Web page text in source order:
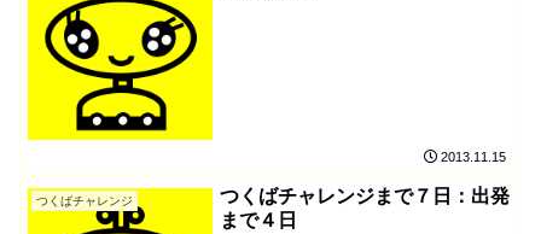
2013.11.15
つくばチャレンジ
つくばチャレンジまで７日：出発
まで４日